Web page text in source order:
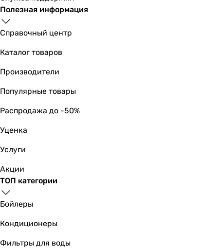
Полезная информация
Справочный центр
Каталог товаров
Производители
Популярные товары
Распродажа до -50%
Уценка
Услуги
Акции
ТОП категории
Бойлеры
Кондиционеры
Фильтры для воды